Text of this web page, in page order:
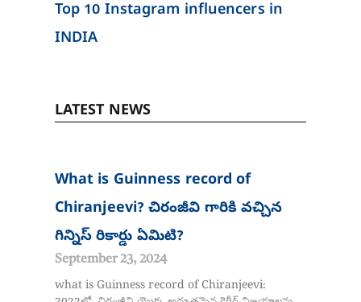
Top 10 Instagram influencers in
INDIA
LATEST NEWS
What is Guinness record of
Chiranjeevi? చిరంజీవి గారికి వచ్చిన
గిన్నిస్ రికార్డు ఏమిటి?
September 23, 2024
what is Guinness record of Chiranjeevi:
PagePagePagePage